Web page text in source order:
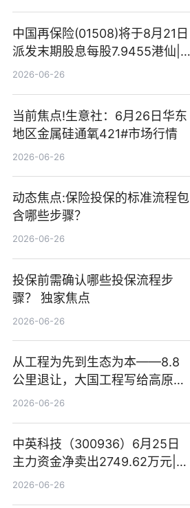
中国再保险(01508)将于8月21日
派发末期股息每股7.9455港仙|
看点
2026-06-26
当前焦点!生意社：6月26日华东
地区金属硅通氧421#市场行情
2026-06-26
动态焦点:保险投保的标准流程包
含哪些步骤？
2026-06-26
投保前需确认哪些投保流程步
骤？ 独家焦点
2026-06-26
从工程为先到生态为本——8.8
公里退让，大国工程写给高原生
灵的温柔情书
2026-06-26
中英科技（300936）6月25日
主力资金净卖出2749.62万元|每
日速看
2026-06-26